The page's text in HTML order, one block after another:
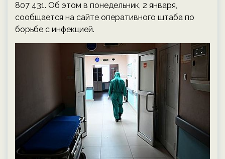
807 431. Об этом в понедельник, 2 января,
сообщается на сайте оперативного штаба по
борьбе с инфекцией.